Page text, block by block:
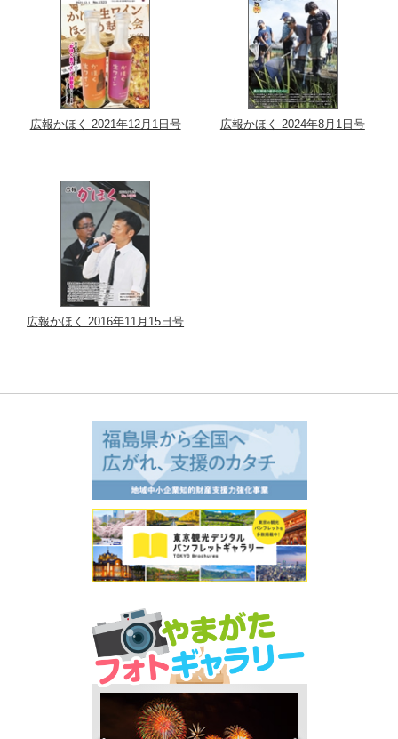
広報かほく 2021年12月1日号 広報かほく 2024年8月1日号
広報かほく 2016年11月15日号